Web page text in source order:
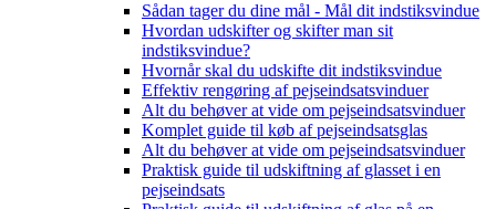
Sådan tager du dine mål - Mål dit indstiksvindue
Hvordan udskifter og skifter man sit
indstiksvindue?
Hvornår skal du udskifte dit indstiksvindue
Effektiv rengøring af pejseindsatsvinduer
Alt du behøver at vide om pejseindsatsvinduer
Komplet guide til køb af pejseindsatsglas
Alt du behøver at vide om pejseindsatsvinduer
Praktisk guide til udskiftning af glasset i en
pejseindsats